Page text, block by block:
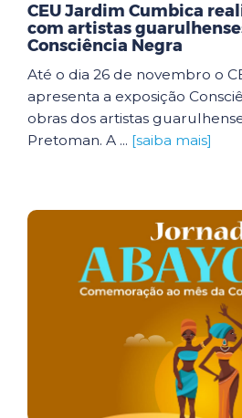
CEU Jardim Cumbica
com artistas
Consciência Negra
Até o dia 26 de novembro o
apresenta a exposição
obras dos artistas
Pretoman. A ... [saiba mais]